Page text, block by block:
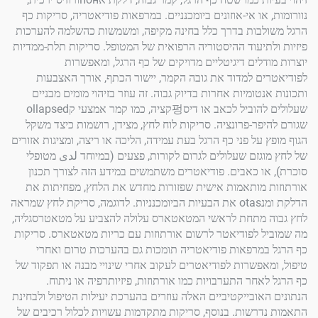
אי-אוזונים ביומכנניים. במרפאות פודיאטריה, סריקות כף
בדרך כלל בחינה מקיפה, ומשמשות כהשלמה להערכות
ההיסטוריה הרפואית של המטופל. סריקות תלת-ממדיות
דיגיטליים מדויקים של כף הרגל, ומאפשרות
למדוד את גובה הקמר, יישור הכתף, אורך האצבעות
אחרות בדיוק גבוה. זה עוזר בזיהוי מומים מבניים
שעלולים להוביל לכאב או דיס펑קציה, כמו קמר אמצעי קollapsed
פרונציה. סריקות לוח לחץ, מצידן, רושמות כיצד משקל
על פני כף הרגל בעת עמידה, הליכה או ריצה, ומציגות אזורים
שעלולים לגרום לקורות, פצעים (במיוחד لدى מטופלי
כאבים. פודיאטרים משתמשים במידע הזה לצורך תכנון
מותאמות אישית שפזורות מחדש את הלחץ, מפחיתות את
הדלקת ומנotas את הבעיות הביומכנניות. לדוגמה, סריקת לחץ שמראה
מתחת לראשי המטאטארס עלולה להצביע על מטאטרסגליה,
לפודיאטר לרשום אורתוזות עם כריות מטאטארס. סריקות
פודיאטריה תומכות גם בהערכות טרום ואחרי
לפודיאטרים לעקוב אחרי שינויי מבנה או תפקוד של
התערבויות כמו אורתוזות, פיזיותרפיה או ניתוח.
האלה עוזרים בהערכת יעילות הטיפול ולבחינת
בנוסף, סריקות מתקדמות עשויות לכלול רכיבים של